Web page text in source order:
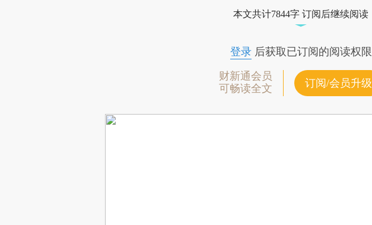
本文共计7844字 订阅后继续阅读
登录后获取已订阅的阅读权限
财新通会员
可畅读全文
订阅/会员升级